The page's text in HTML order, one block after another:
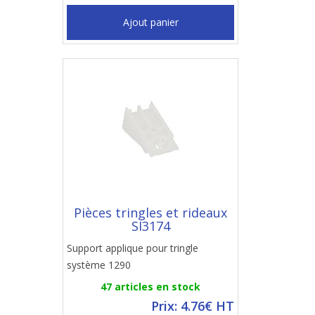
Ajout panier
Pièces tringles et rideaux
SI3174
Support applique pour tringle
système 1290
47 articles en stock
Prix: 4.76€ HT